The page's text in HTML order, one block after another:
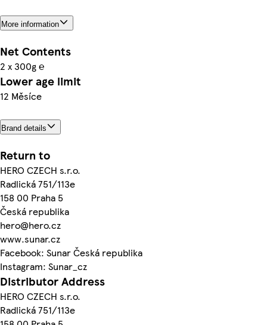
More information
Net Contents
2 x 300g ℮
Lower age limit
12 Měsíce
Brand details
Return to
HERO CZECH s.r.o.
Radlická 751/113e
158 00 Praha 5
Česká republika
hero@hero.cz
www.sunar.cz
Facebook: Sunar Česká republika
Instagram: Sunar_cz
Distributor Address
HERO CZECH s.r.o.
Radlická 751/113e